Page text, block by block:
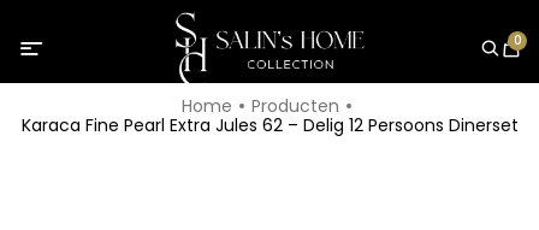
0
Home
Producten
Karaca Fine Pearl Extra Jules 62 – Delig 12 Persoons Dinerset